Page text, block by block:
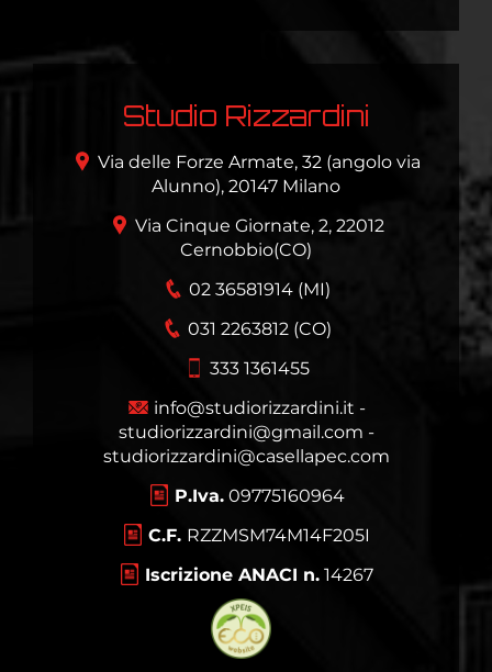
Studio Rizzardini
Via delle Forze Armate, 32 (angolo via
Alunno), 20147 Milano
Via Cinque Giornate, 2, 22012
Cernobbio(CO)
02 36581914 (MI)
031 2263812 (CO)
333 1361455
info@studiorizzardini.it -
studiorizzardini@gmail.com -
studiorizzardini@casellapec.com
P.Iva.09775160964
C.F. RZZMSM74M14F205I
Iscrizione ANACI n. 14267